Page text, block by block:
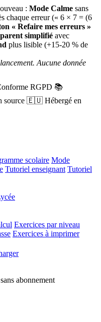
: Mode Calme sans
chaque erreur (« 6 × 7 = (6
« Refaire mes erreurs »
simplifié avec
plus lisible (+15-20 % de
Aucune donnée
RGPD 📚
source 🇪🇺 Hébergé en
scolaire Mode
Tutoriel enseignant Tutoriel
Exercices par niveau
Exercices à imprimer
abonnement